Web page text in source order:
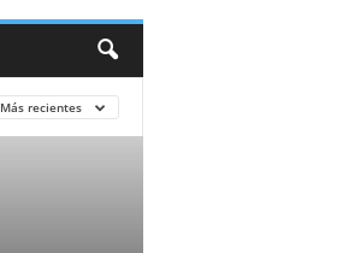
Más recientes